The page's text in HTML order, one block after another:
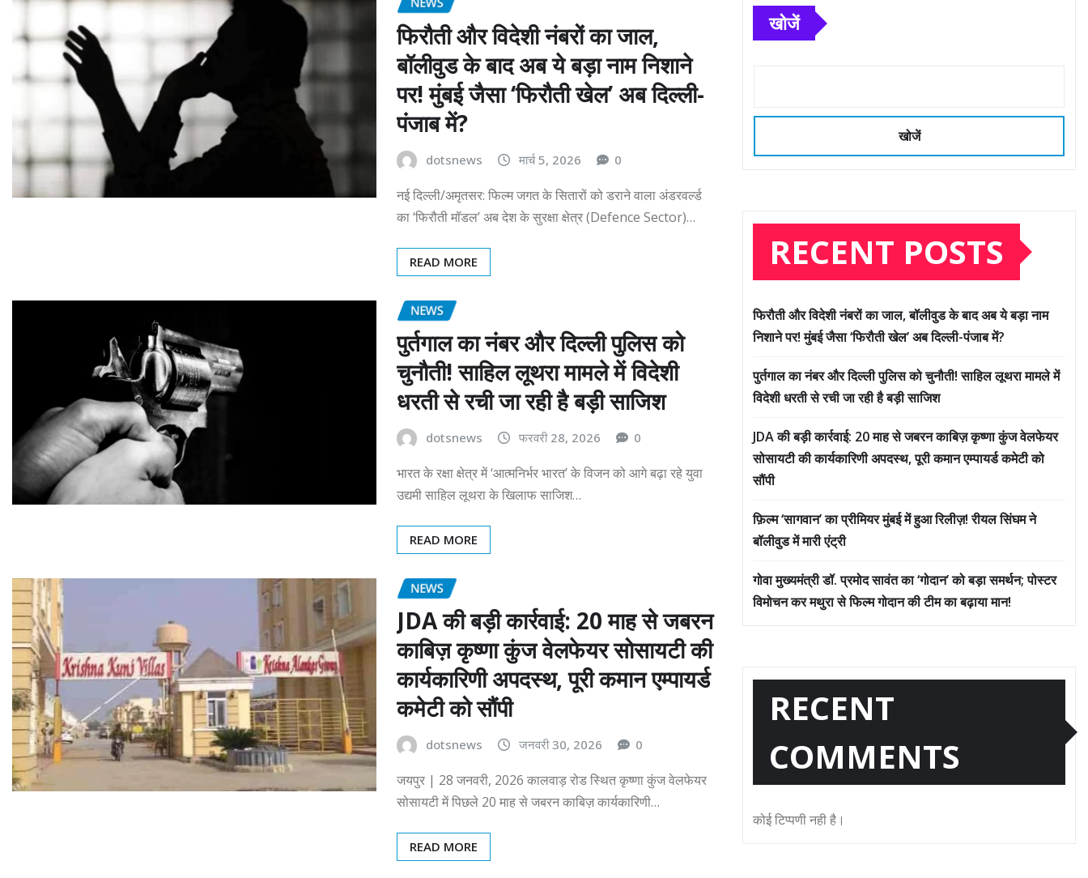
फिरौती और विदेशी नंबरों का जाल,
बॉलीवुड के बाद अब ये बड़ा नाम निशाने
पर! मुंबई जैसा ‘फिरौती खेल’ अब दिल्ली-
पंजाब में?
dotsnews मार्च 5, 2026 0
नई दिल्ली/अमृतसर: फिल्म जगत के सितारों को डराने वाला अंडरवर्ल्ड
का ‘फिरौती मॉडल’ अब देश के सुरक्षा क्षेत्र (Defence Sector)…
READ MORE
NEWS
पुर्तगाल का नंबर और दिल्ली पुलिस को
चुनौती! साहिल लूथरा मामले में विदेशी
धरती से रची जा रही है बड़ी साजिश
dotsnews फरवरी 28, 2026 0
भारत के रक्षा क्षेत्र में ‘आत्मनिर्भर भारत’ के विजन को आगे बढ़ा रहे युवा
उद्यमी साहिल लूथरा के खिलाफ साजिश…
READ MORE
NEWS
JDA की बड़ी कार्रवाई: 20 माह से जबरन
काबिज़ कृष्णा कुंज वेलफेयर सोसायटी की
कार्यकारिणी अपदस्थ, पूरी कमान एम्पायर्ड
कमेटी को सौंपी
dotsnews जनवरी 30, 2026 0
जयपुर | 28 जनवरी, 2026 कालवाड़ रोड स्थित कृष्णा कुंज वेलफेयर
सोसायटी में पिछले 20 माह से जबरन काबिज़ कार्यकारिणी…
READ MORE
खोजें
खोजें
RECENT POSTS
फिरौती और विदेशी नंबरों का जाल, बॉलीवुड के बाद अब ये बड़ा नाम
निशाने पर! मुंबई जैसा ‘फिरौती खेल’ अब दिल्ली-पंजाब में?
पुर्तगाल का नंबर और दिल्ली पुलिस को चुनौती! साहिल लूथरा मामले में
विदेशी धरती से रची जा रही है बड़ी साजिश
JDA की बड़ी कार्रवाई: 20 माह से जबरन काबिज़ कृष्णा कुंज वेलफेयर
सोसायटी की कार्यकारिणी अपदस्थ, पूरी कमान एम्पायर्ड कमेटी को
सौंपी
फ़िल्म ‘सागवान’ का प्रीमियर मुंबई में हुआ रिलीज़! रीयल सिंघम ने
बॉलीवुड में मारी एंट्री
गोवा मुख्यमंत्री डॉ. प्रमोद सावंत का ‘गोदान’ को बड़ा समर्थन; पोस्टर
विमोचन कर मथुरा से फिल्म गोदान की टीम का बढ़ाया मान!
RECENT
COMMENTS
कोई टिप्पणी नही है।